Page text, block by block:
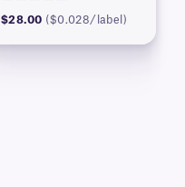
$28.00 ($0.028/label)